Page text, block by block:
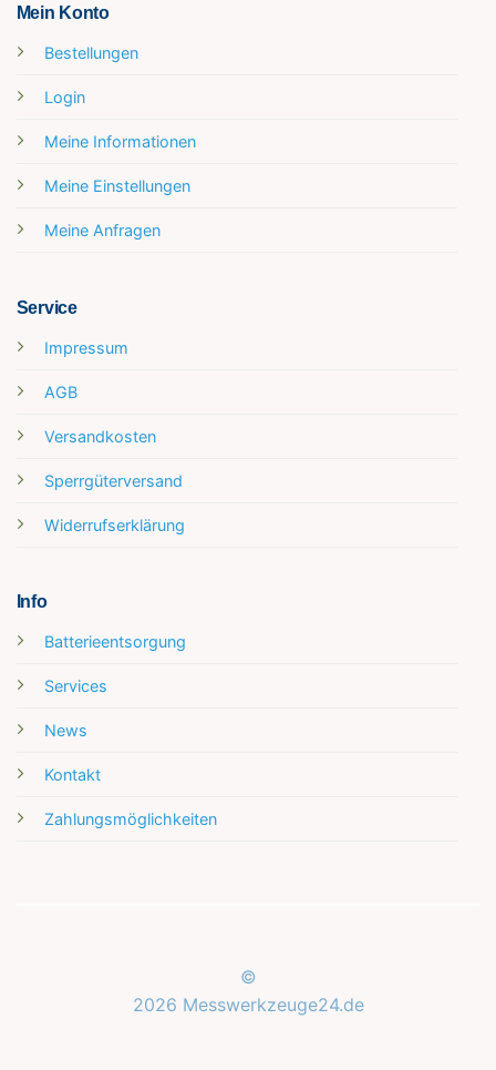
Mein Konto
Bestellungen
Login
Meine Informationen
Meine Einstellungen
Meine Anfragen
Service
Impressum
AGB
Versandkosten
Sperrgüterversand
Widerrufserklärung
Info
Batterieentsorgung
Services
News
Kontakt
Zahlungsmöglichkeiten
©
2026 Messwerkzeuge24.de